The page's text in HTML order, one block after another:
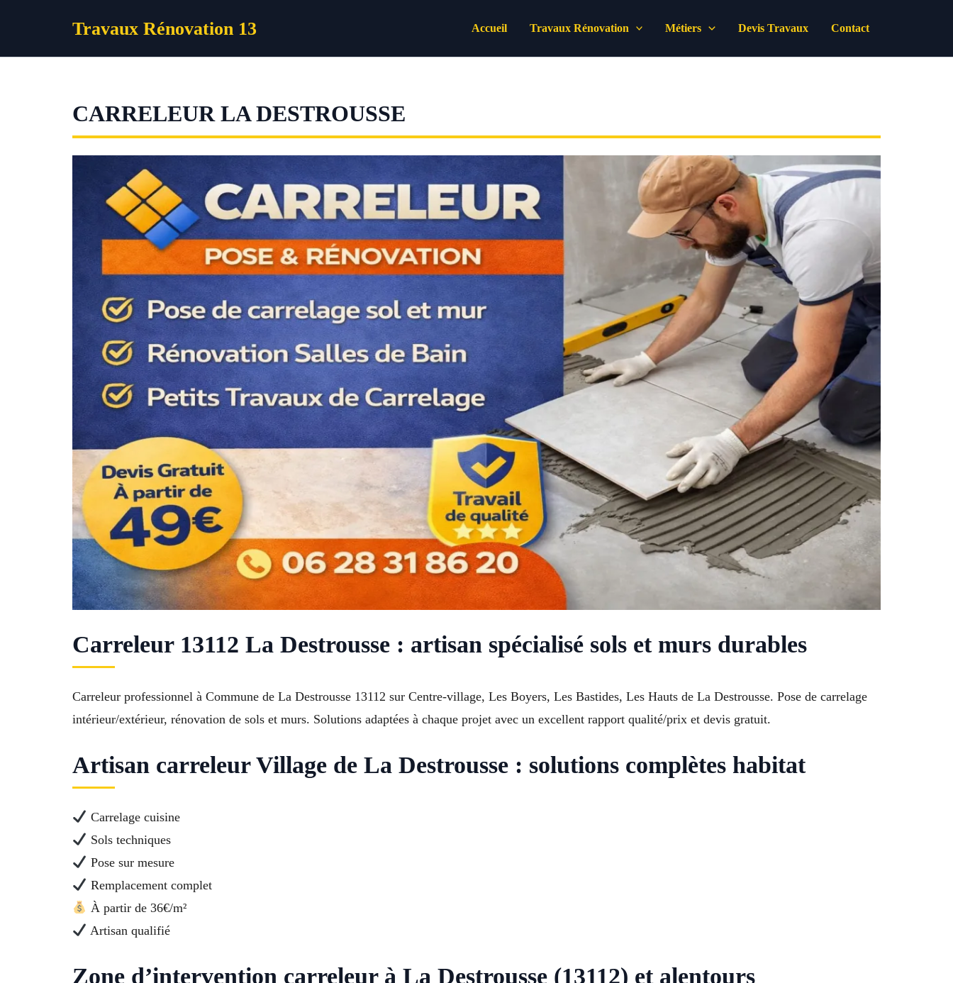
Travaux Rénovation 13 Accueil Travaux Rénovation Métiers Devis Travaux Contact
CARRELEUR LA DESTROUSSE
Carreleur 13112 La Destrousse : artisan spécialisé sols et murs durables
Carreleur professionnel à Commune de La Destrousse 13112 sur Centre-village, Les Boyers, Les Bastides, Les Hauts de La Destrousse. Pose de carrelage
intérieur/extérieur, rénovation de sols et murs. Solutions adaptées à chaque projet avec un excellent rapport qualité/prix et devis gratuit.
Artisan carreleur Village de La Destrousse : solutions complètes habitat
Carrelage cuisine
Sols techniques
Pose sur mesure
Remplacement complet
À partir de 36€/m²
Artisan qualifié
Zone d’intervention carreleur à La Destrousse (13112) et alentours